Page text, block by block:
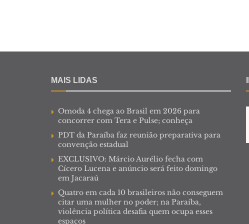
MAIS LIDAS
Omoda 4 chega ao Brasil em 2026 para
concorrer com Tera e Pulse; conheça
PDT da Paraíba faz reunião preparativa para
convenção estadual
EXCLUSIVO: Márcio Aurélio fecha com
Cícero Lucena e anúncio será feito domingo
em Jacaraú
Quatro em cada 10 brasileiros não conseguem
citar uma mulher no poder; na Paraíba,
violência política desafia quem ocupa esses
espaços